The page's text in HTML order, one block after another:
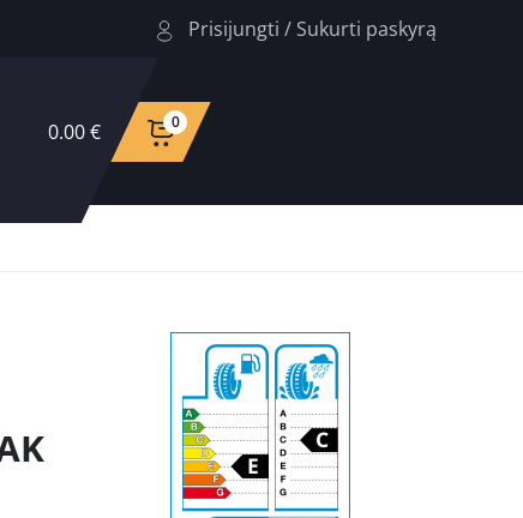
Prisijungti / Sukurti paskyrą
0.00 € 0